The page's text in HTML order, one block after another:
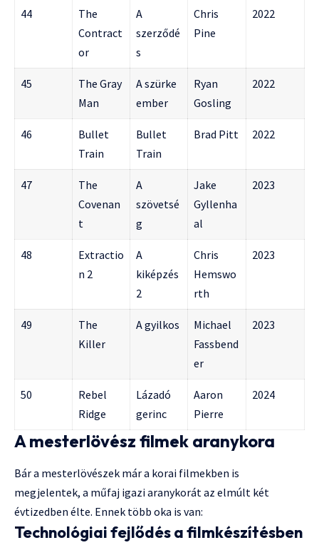
44
The
Contract
or
A
szerződé
s
Chris
Pine
2022
45
The Gray
Man
A szürke
ember
Ryan
Gosling
2022
46
Bullet
Train
Bullet
Train
Brad Pitt 2022
47
The
Covenan
t
A
szövetsé
g
Jake
Gyllenha
al
2023
48
Extractio
n 2
A
kiképzés
2
Chris
Hemswo
rth
2023
49
The
Killer
A gyilkos
Michael
Fassbend
er
2023
50
Rebel
Ridge
Lázadó
gerinc
Aaron
Pierre
2024
A mesterlövész filmek aranykora
Bár a mesterlövészek már a korai filmekben is
megjelentek, a műfaj igazi aranykorát az elmúlt két
évtizedben élte. Ennek több oka is van:
Technológiai fejlődés a filmkészítésben